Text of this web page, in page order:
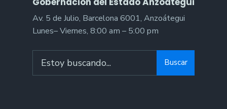
Av. 5 de Julio, Barcelona 6001, Anzoátegui
Lunes– Viernes, 8:00 am – 5:00 pm
for:
Buscar